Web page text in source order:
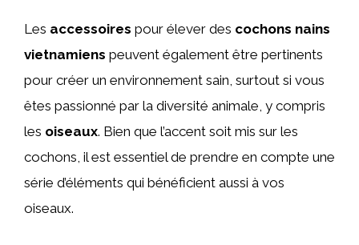
Les accessoires pour élever des cochons nains
vietnamiens peuvent également être pertinents
pour créer un environnement sain, surtout si vous
êtes passionné par la diversité animale, y compris
les oiseaux. Bien que l’accent soit mis sur les
cochons, il est essentiel de prendre en compte une
série d’éléments qui bénéficient aussi à vos
oiseaux.